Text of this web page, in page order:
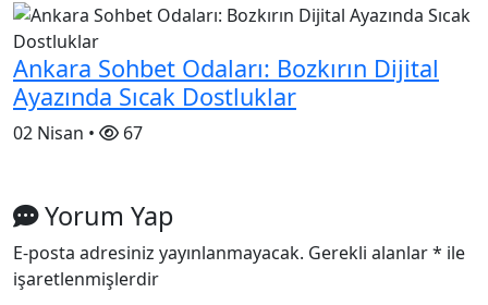
Ankara Sohbet Odaları: Bozkırın Dijital
Ayazında Sıcak Dostluklar
02 Nisan • 67
Yorum Yap
E-posta adresiniz yayınlanmayacak. Gerekli alanlar* ile
işaretlenmişlerdir